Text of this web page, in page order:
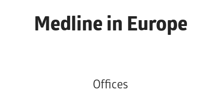
Medline in Europe
Offices